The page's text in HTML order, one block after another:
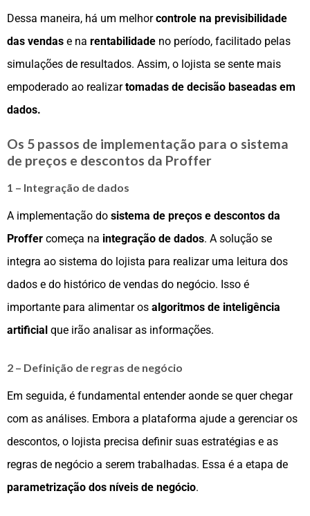
Dessa maneira, há um melhorcontrole na previsibilidade
das vendas e na rentabilidade no período, facilitado pelas
simulações de resultados. Assim, o lojista se sente mais
empoderado ao realizartomadas de decisão baseadas em
dados.
Os 5 passos de implementação para o sistema
de preços e descontos da Proffer
1 – Integração de dados
A implementação do sistema de preços e descontos da
Proffer começa na integração de dados. A solução se
integra ao sistema do lojista para realizar uma leitura dos
dados e do histórico de vendas do negócio. Isso é
importante para alimentar os algoritmos de inteligência
artificial que irão analisar as informações.
2 – Definição de regras de negócio
Em seguida, é fundamental entender aonde se quer chegar
com as análises. Embora a plataforma ajude a gerenciar os
descontos, o lojista precisa definir suas estratégias e as
regras de negócio a serem trabalhadas. Essa é a etapa de
parametrização dos níveis de negócio.